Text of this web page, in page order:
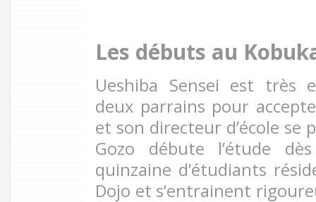
Les débuts au
Ueshiba Sensei est très
deux parrains pour
et son directeur d’école
Gozo débute l’étude
quinzaine d’étudiants
Dojo et s’entrainent